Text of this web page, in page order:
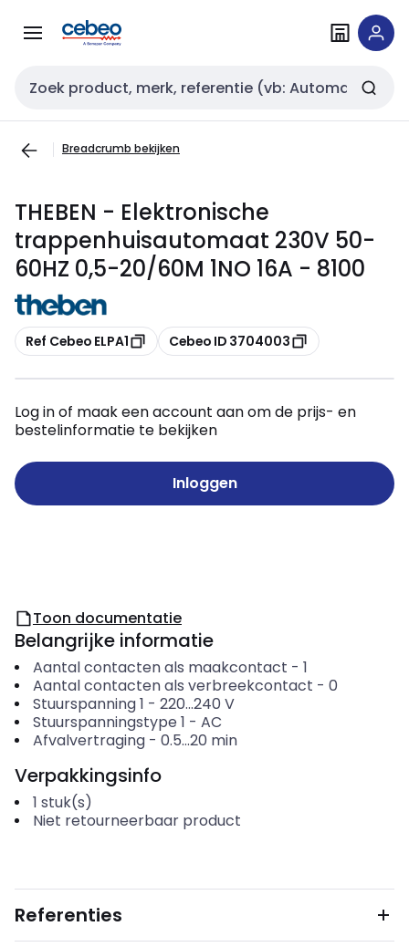
naar
naar
Zoekveld invoer
Breadcrumb bekijken
THEBEN - Elektronische
trappenhuisautomaat 230V 50-
60HZ 0,5-20/60M 1NO 16A - 8100
Kopiëren
Ref Cebeo ELPA1 Kopiëren
Cebeo ID 3704003
Log in of maak een account aan om de prijs- en
bestelinformatie te bekijken
Inloggen
Toon documentatie
Belangrijke informatie
Aantal contacten als maakcontact - 1
Aantal contacten als verbreekcontact - 0
Stuurspanning 1 - 220...240 V
Stuurspanningstype 1 - AC
Afvalvertraging- 0.5...20 min
Verpakkingsinfo
1 stuk(s)
Niet retourneerbaar product
Referenties